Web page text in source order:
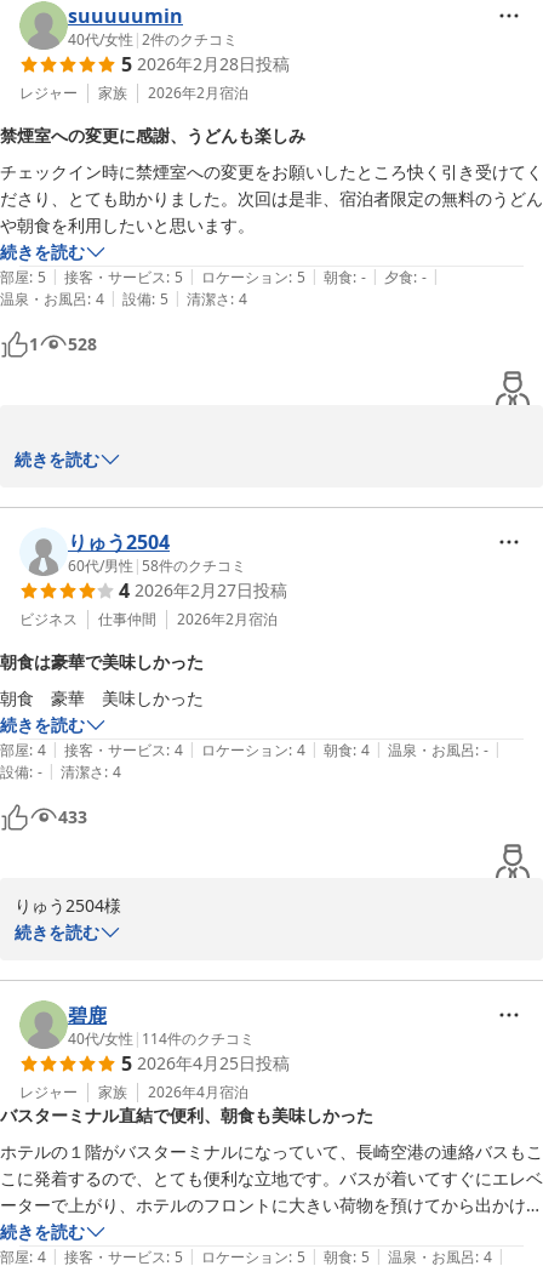
んでした。快適にお過ごしただくべき客室においてご迷惑をおかけ
しましたことを深くお詫び申し上げます。
そのような中でも朝食や駅からのアクセスにつきましてお褒めのお
言葉をいただきありがとうございます。いただいたご意見を真摯に
せいただきありがとうございました。
ホテルリソル佐世保　山瀧
ホテルリソル佐世保
2026-05-31
suuuuumin
40代/女性 |2件のクチコミ
5 2026年2月28日投稿
レジャー 家族 2026年2月宿泊
禁煙室への変更に感謝、うどんも楽しみ
チェックイン時に禁煙室への変更をお願いしたところ快く引き受けてく
ださり、とても助かりました。次回は是非、宿泊者限定の無料のうどん
や朝食を利用したいと思います。
続きを読む
部屋: 5 | 接客・サービス: 5 | ロケーション: 5 | 朝食: - | 夕食: - |
温泉・お風呂: 4 | 設備: 5 | 清潔さ: 4
1 528
suuuuumin様
煙室へ変更などお客様よりご要望がございましたら当日の空室状況
に応じてお答えいたします。おうどんや朝食は大変ご好評いただい
ております。次回またお泊り頂く際には更にご満足して頂けるよう
今後もお客様にとって過ごしやすい環境、サービスを提供できるよ
う精進して参ります。お忙しい中ご投稿いただきまして誠にありが
おります。
ホテルリソル佐世保　山瀧
ホテルリソル佐世保
2026-03-15
続きを読む
りゅう2504
60代/男性 | 58件のクチコミ
4 2026年2月27日投稿
ビジネス 仕事仲間 2026年2月宿泊
朝食は豪華で美味しかった
朝食　豪華　美味しかった
続きを読む
部屋: 4 | 接客・サービス: 4 | ロケーション: 4 | 朝食: 4 | 温泉・お風呂: - |
設備: - | 清潔さ: 4
433
りゅう2504様
この度は数あるホテルの中からホテルリソル佐世保をご利用頂きま
意見を賜りましたこと重ねてお礼申し上げます。
当館の施設について概ねご満足頂けたご様子で何よりでございまし
た。朝食はご満足いただけたご様子で安心いたしました。これから
も夜食、朝食の内容、品質を落とすことなく、スタッフのサ－ビス
レベル向上はもちろん、更なる施設の美化に努めお越し頂くお客様
に快適にお寛ぎ頂けますようスタッフ一同精進してまいります。佐
世保へお越しの際は是非またホテルリソル佐世保へお越しください
ませ。
りゅう2054様のまたのご来館をスタッフ一同お待ちしております。
ホテルリソル佐世保　辻
続きを読む
碧鹿
40代/女性 | 114件のクチコミ
5 2026年4月25日投稿
レジャー 家族 2026年4月宿泊
バスターミナル直結で便利、朝食も美味しかった
ホテルの１階がバスターミナルになっていて、長崎空港の連絡バスもこ
こに発着するので、とても便利な立地です。バスが着いてすぐにエレベ
ーターで上がり、ホテルのフロントに大きい荷物を預けてから出かけら
れました。
朝食のハーフバイキングも品数が多くてボリュームがあり、どのメニュ
続きを読む
部屋: 4 | 接客・サービス: 5 | ロケーション: 5 | 朝食: 5 | 温泉・お風呂: 4 |